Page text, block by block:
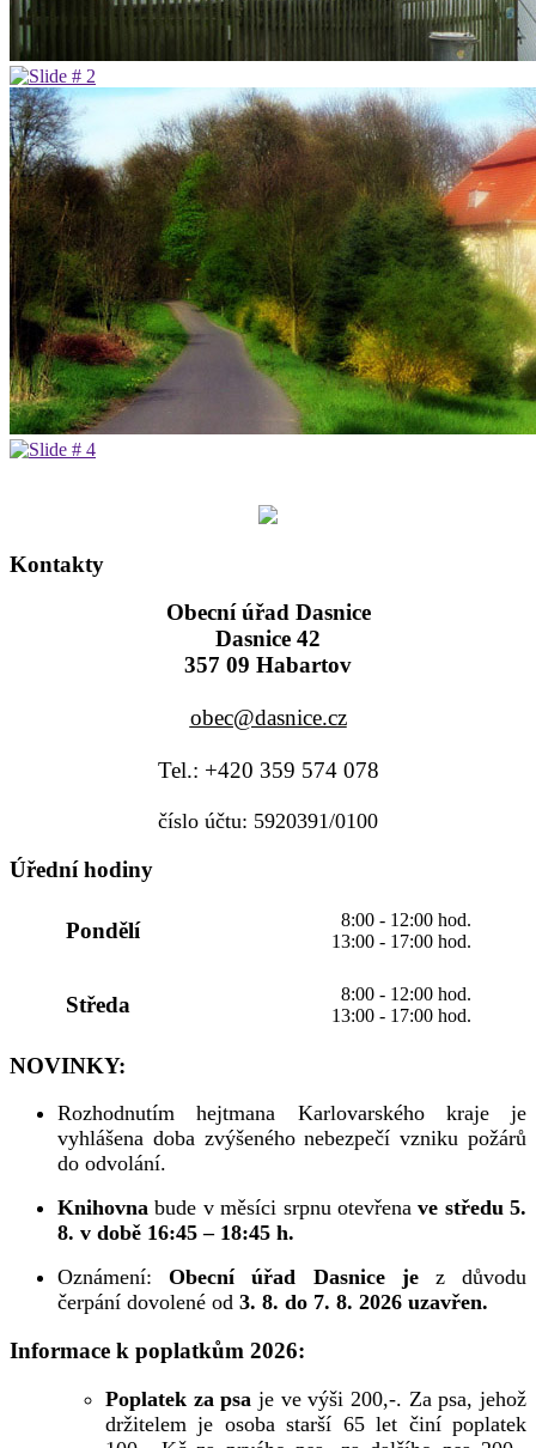
Kontakty
Obecní úřad Dasnice
Dasnice 42
357 09 Habartov
obec@dasnice.cz
Tel.: +420 359 574 078
číslo účtu: 5920391/0100
Úřední hodiny
Pondělí
8:00 - 12:00 hod.
13:00 - 17:00 hod.
Středa
8:00 - 12:00 hod.
13:00 - 17:00 hod.
NOVINKY:
Rozhodnutím hejtmana Karlovarského kraje je
vyhlášena doba zvýšeného nebezpečí vzniku požárů
do odvolání.
Knihovna bude v měsíci srpnu otevřenave středu 5.
8. v době 16:45 – 18:45 h.
Oznámení:Obecní úřad Dasnice jez důvodu
čerpání dovolené od 3. 8. do 7. 8. 2026 uzavřen.
Informace k poplatkům 2026:
Poplatek za psa je ve výši 200,-. Za psa, jehož
držitelem je osoba starší 65 let činí poplatek